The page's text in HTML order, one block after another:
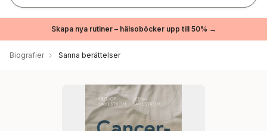
Skapa nya rutiner – hälsoböcker upp till 50% →
Biografier Sanna berättelser